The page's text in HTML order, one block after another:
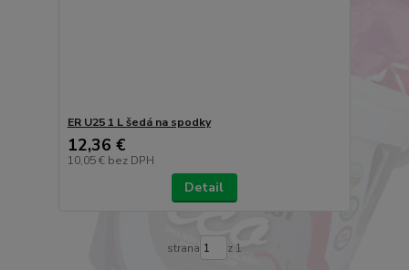
ER U25 1 L šedá na spodky
12,36 €
10,05 € bez DPH
Detail
strana z 1